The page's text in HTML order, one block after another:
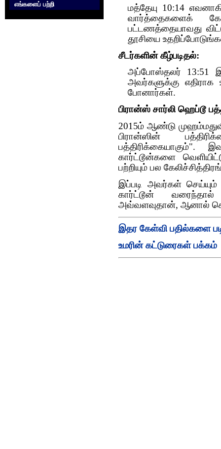
எங்களைப் பற்றி
மத்தேயு 10:14
வார்த்தைகளைக்
பட்டணத்தையாவது
தூசியை
சீடர்களின் கீழ்படிதல்:
அப்போஸ்தலர் 13:51
அவர்களுக்கு எதிராக
போனார்கள்.
பிரான்ஸ் சார்லி ஹெப்டூ
2015ம் ஆண்டு
பிரான்ஸின்
கார்ட்டூன்களை
பற்றியும் பல
இப்படி அவர்கள்
கார்ட்டூன்
அவ்வளவுதான், ஆனால்
இதர கேள்வி பதில்களை
உமரின் கட்டுரைகள் பக்கம்